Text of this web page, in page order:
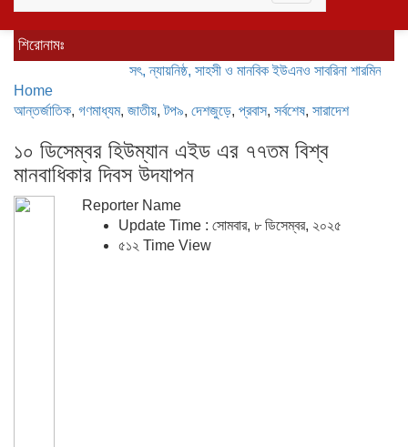
navigation
শিরোনামঃ
সৎ, ন্যায়নিষ্ঠ, সাহসী ও মানবিক ইউএনও সাবরিনা শারমিন:
Home
আন্তর্জাতিক, গণমাধ্যম, জাতীয়,টপ৯, দেশজুড়ে, প্রবাস, সর্বশেষ, সারাদেশ
১০ ডিসেম্বর হিউম্যান এইড এর ৭৭তম বিশ্ব
মানবাধিকার দিবস উদযাপন
Reporter Name
Update Time : সোমবার, ৮ ডিসেম্বর, ২০২৫
৫১২ Time View